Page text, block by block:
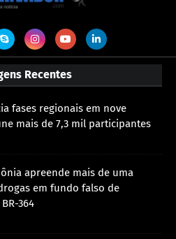
Recentes
fases regionais em nove
mais de 7,3 mil participantes
apreende mais de uma
em fundo falso de
364